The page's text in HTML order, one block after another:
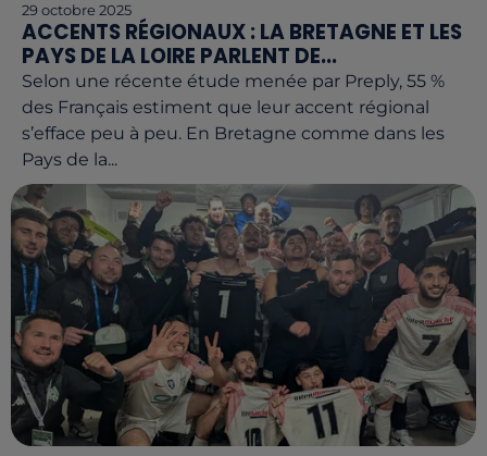
29 octobre 2025
ACCENTS RÉGIONAUX : LA BRETAGNE ET LES
PAYS DE LA LOIRE PARLENT DE...
Selon une récente étude menée par Preply, 55 %
des Français estiment que leur accent régional
s’efface peu à peu. En Bretagne comme dans les
Pays de la...